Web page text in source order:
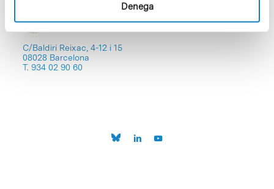
Denega
C/Baldiri Reixac, 4-12 i 15
08028 Barcelona
T. 934 02 90 60